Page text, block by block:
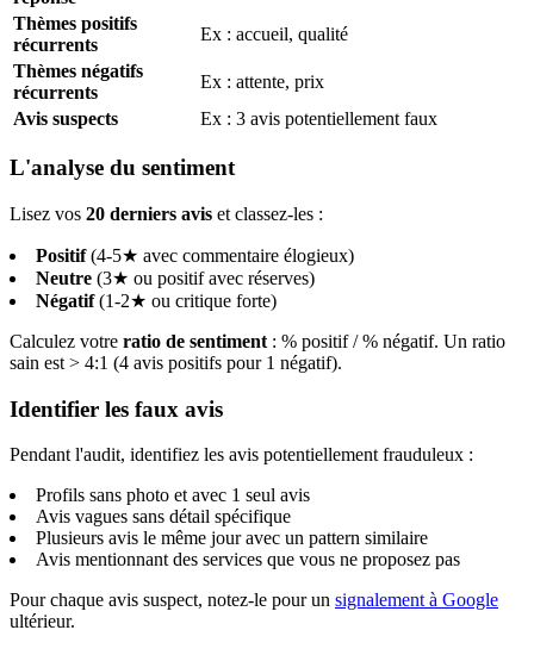
Thèmes positifs
récurrents
Ex : accueil, qualité
Thèmes négatifs
récurrents
Ex : attente, prix
Avis suspects
Ex : 3 avis potentiellement faux
L'analyse du sentiment
Lisez vos 20 derniers avis et classez-les :
Positif(4-5★ avec commentaire élogieux)
Neutre (3★ ou positif avec réserves)
Négatif(1-2★ ou critique forte)
Calculez votre ratio de sentiment : % positif / % négatif. Un ratio
sain est > 4:1 (4 avis positifs pour 1 négatif).
Identifier les faux avis
Pendant l'audit, identifiez les avis potentiellement frauduleux :
Profils sans photo et avec 1 seul avis
Avis vagues sans détail spécifique
Plusieurs avis le même jour avec un pattern similaire
Avis mentionnant des services que vous ne proposez pas
Pour chaque avis suspect, notez-le pour un signalement à Google
ultérieur.